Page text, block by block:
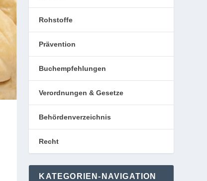
Rohstoffe
Prävention
Buchempfehlungen
Verordnungen & Gesetze
Behördenverzeichnis
Recht
KATEGORIEN-NAVIGATION